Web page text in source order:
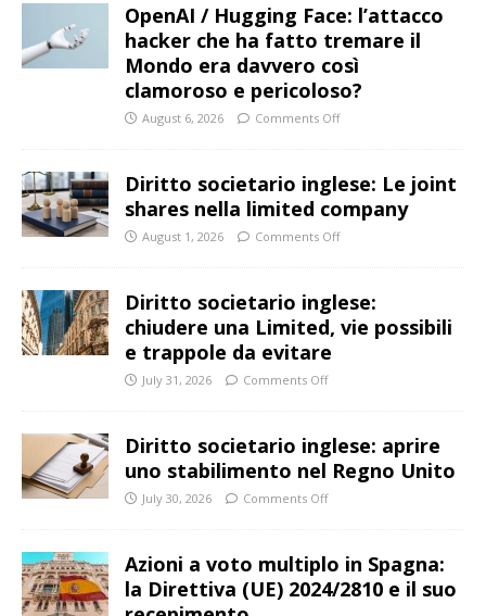
OpenAI / Hugging Face: l’attacco
hacker che ha fatto tremare il
Mondo era davvero così
clamoroso e pericoloso?
August 6, 2026 Comments Off
Diritto societario inglese: Le joint
shares nella limited company
August 1, 2026 Comments Off
Diritto societario inglese:
chiudere una Limited, vie possibili
e trappole da evitare
July 31, 2026 Comments Off
Diritto societario inglese: aprire
uno stabilimento nel Regno Unito
July 30, 2026 Comments Off
Azioni a voto multiplo in Spagna:
la Direttiva (UE) 2024/2810 e il suo